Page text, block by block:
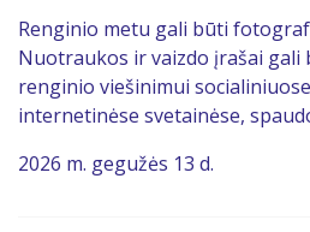
Renginio metu gali būti
Nuotraukos ir vaizdo įrašai gali
renginio viešinimui
internetinėse svetainėse,
2026 m. gegužės 13 d.